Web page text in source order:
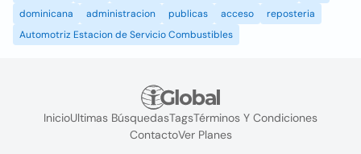
dominicana
administracion publicas acceso
reposteria
Automotriz Estacion de Servicio Combustibles
InicioUltimas BúsquedasTagsTérminos Y Condiciones
ContactoVer Planes